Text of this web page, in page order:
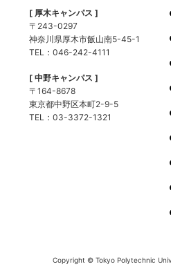
[ 厚木キャンパス ]
〒243-0297
神奈川県厚木市飯山南5-45-1
TEL：046-242-4111
[ 中野キャンパス ]
〒164-8678
東京都中野区本町2-9-5
TEL：03-3372-1321
Copyright © Tokyo Polytechnic